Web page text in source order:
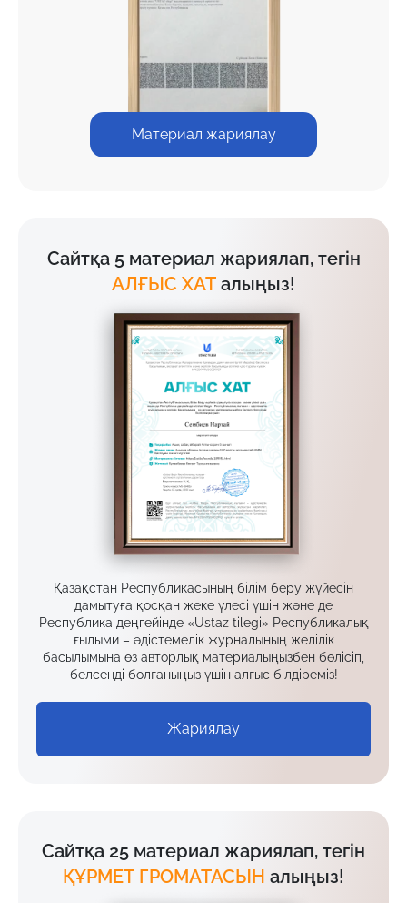
Материал жариялау
Сайтқа 5 материал жариялап, тегін
АЛҒЫС ХАТ алыңыз!
Қазақстан Республикасының білім беру жүйесін
дамытуға қосқан жеке үлесі үшін және де
Республика деңгейінде «Ustaz tilegi» Республикалық
ғылыми – әдістемелік журналының желілік
басылымына өз авторлық материалыңызбен бөлісіп,
белсенді болғаныңыз үшін алғыс білдіреміз!
Жариялау
Сайтқа 25 материал жариялап, тегін
ҚҰРМЕТ ГРОМАТАСЫН алыңыз!